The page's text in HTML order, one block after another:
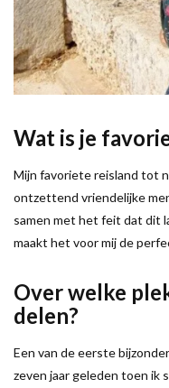
Wat is je
Mijn favoriete reisland tot
ontzettend vriendelijke
samen met het feit dat dit
maakt het voor mij de
Over welke
delen?
Een van de eerste
zeven jaar geleden toen ik